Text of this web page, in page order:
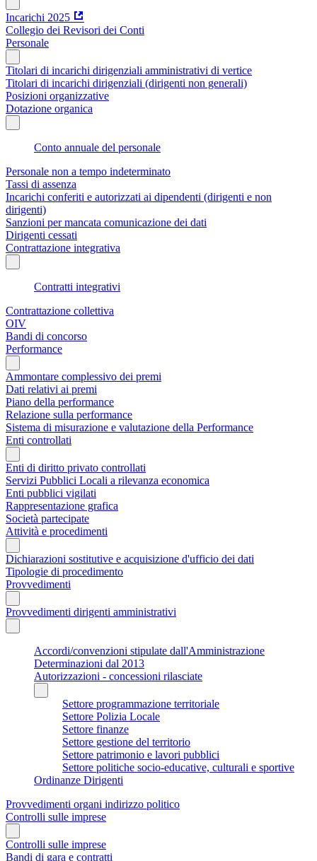
Incarichi 2025
Collegio dei Revisori dei Conti
Personale
Titolari di incarichi dirigenziali amministrativi di vertice
Titolari di incarichi dirigenziali (dirigenti non generali)
Posizioni organizzative
Dotazione organica
Conto annuale del personale
Personale non a tempo indeterminato
Tassi di assenza
Incarichi conferiti e autorizzati ai dipendenti (dirigenti e non
dirigenti)
Sanzioni per mancata comunicazione dei dati
Dirigenti cessati
Contrattazione integrativa
Contratti integrativi
Contrattazione collettiva
OIV
Bandi di concorso
Performance
Ammontare complessivo dei premi
Dati relativi ai premi
Piano della performance
Relazione sulla performance
Sistema di misurazione e valutazione della Performance
Enti controllati
Enti di diritto privato controllati
Servizi Pubblici Locali a rilevanza economica
Enti pubblici vigilati
Rappresentazione grafica
Società partecipate
Attività e procedimenti
Dichiarazioni sostitutive e acquisizione d'ufficio dei dati
Tipologie di procedimento
Provvedimenti
Provvedimenti dirigenti amministrativi
Accordi/convenzioni stipulate dall'Amministrazione
Determinazioni dal 2013
Autorizzazioni - concessioni rilasciate
Settore programmazione territoriale
Settore Polizia Locale
Settore finanze
Settore gestione del territorio
Settore patrimonio e lavori pubblici
Settore politiche socio-educative, culturali e sportive
Ordinanze Dirigenti
Provvedimenti organi indirizzo politico
Controlli sulle imprese
Controlli sulle imprese
Bandi di gara e contratti